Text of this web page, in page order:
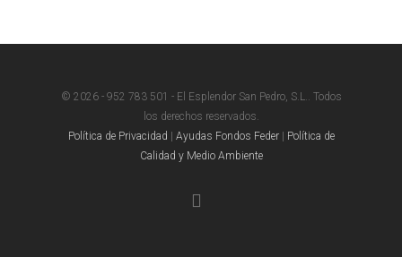
© 2026 - 952 783 501 - El Esplendor San Pedro, S.L.. Todos
los derechos reservados.
Política de Privacidad
Ayudas Fondos Feder|
Política de
Calidad y Medio Ambiente